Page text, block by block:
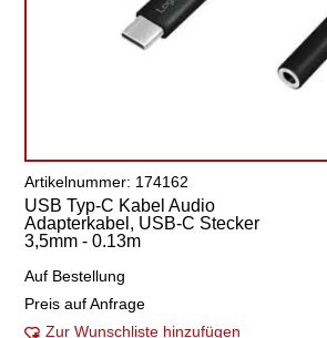
Artikelnummer: 174162
USB Typ-C Kabel Audio
Adapterkabel, USB-C Stecker
3,5mm - 0.13m
Auf Bestellung
Preis auf Anfrage
Zur Wunschliste hinzufügen